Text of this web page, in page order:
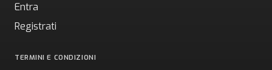
Entra
Registrati
TERMINI E CONDIZIONI